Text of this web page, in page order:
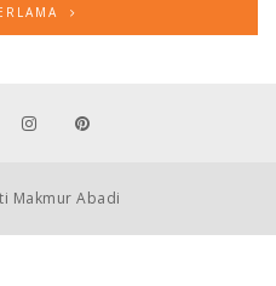
Makmur Abadi